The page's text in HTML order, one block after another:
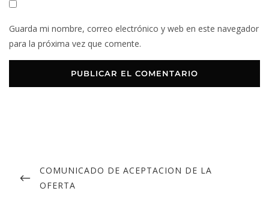
Guarda mi nombre, correo electrónico y web en este navegador
para la próxima vez que comente.
COMUNICADO DE ACEPTACION DE LA
OFERTA